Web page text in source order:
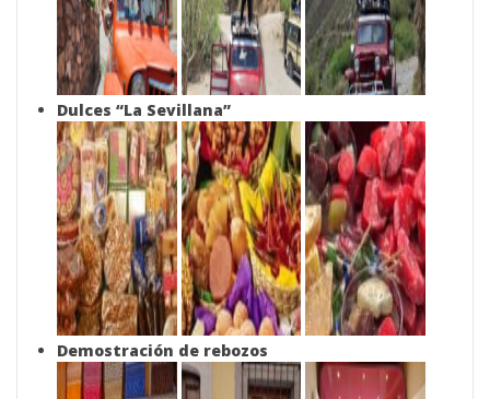
Dulces “La Sevillana”
Demostración de rebozos